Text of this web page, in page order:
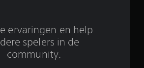
ervaringen en help
spelers in de
community.